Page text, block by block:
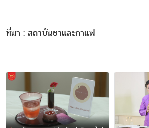
ที่มา : สถาบันชาและกาแฟ